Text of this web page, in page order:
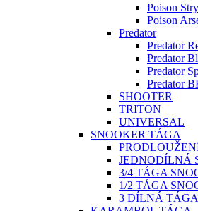
Poison
Poison
Predator
Predator
Predator
Predator
Predator
SHOOTER
TRITON
UNIVERSAL
SNOOKER TÁGA
JEDNODÍLNÁ
3/4 TÁGA
1/2 TÁGA
3 DÍLNÁ